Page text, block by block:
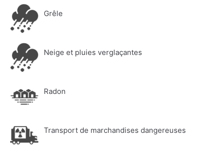
Grêle
Neige et pluies verglaçantes
Radon
Transport de marchandises dangereuses